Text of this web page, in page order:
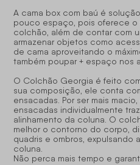
A cama box com baú é
pouco espaço, pois oferece o
colchão, além de contar com
armazenar objetos como
de cama aproveitando o
também poupar + espaço nos
O Colchão Georgia é feito
sua composição, ele conta
ensacadas. Por ser mais
ensacadas individualmente
alinhamento da coluna. O
melhor o contorno do corpo,
quadris e ombros, expulsando
coluna.
Não perca mais tempo e